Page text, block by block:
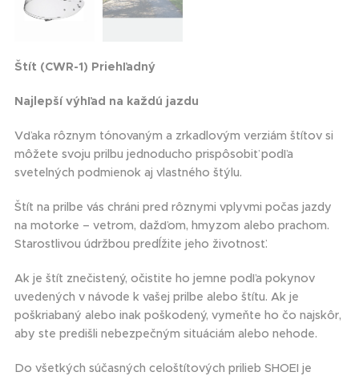
Štít (CWR-1) Priehľadný
Najlepší výhľad na každú jazdu
Vďaka rôznym tónovaným a zrkadlovým verziám štítov si
môžete svoju prilbu jednoducho prispôsobiť podľa
svetelných podmienok aj vlastného štýlu.
Štít na prilbe vás chráni pred rôznymi vplyvmi počas jazdy
na motorke – vetrom, dažďom, hmyzom alebo prachom.
Starostlivou údržbou predĺžite jeho životnosť.
Ak je štít znečistený, očistite ho jemne podľa pokynov
uvedených v návode k vašej prilbe alebo štítu. Ak je
poškriabaný alebo inak poškodený, vymeňte ho čo najskôr,
aby ste predišli nebezpečným situáciám alebo nehode.
Do všetkých súčasných celoštítových prilieb SHOEI je